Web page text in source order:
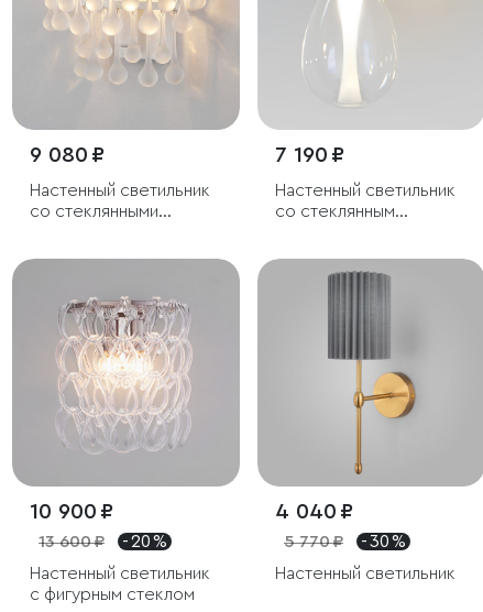
9 080 ₽
Настенный светильник
со стеклянными
7 190 ₽
Настенный светильник
со стеклянным
10 900 ₽
13 600 ₽
- 20 %
Настенный светильник
с фигурным стеклом
4 040 ₽
5 770 ₽
- 30 %
Настенный светильник